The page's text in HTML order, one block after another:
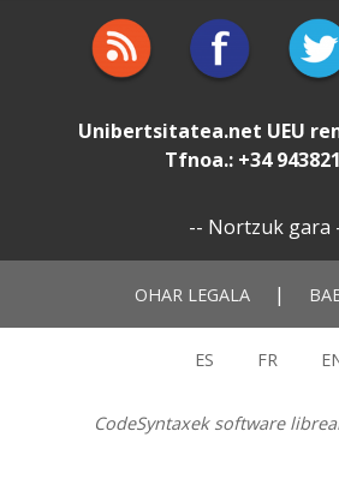
Unibertsitatea.net UEU
Tfnoa.: +34
-- Nortzuk gara
OHAR LEGALA |
ES FR
CodeSyntaxek software